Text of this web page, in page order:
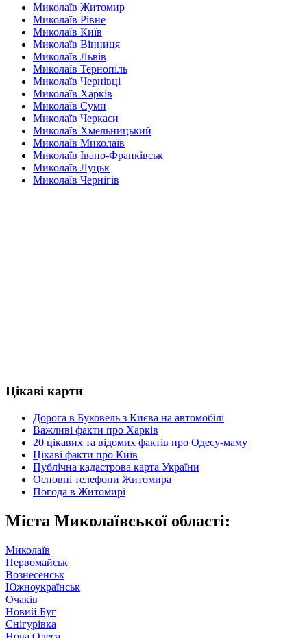
Миколаїв Житомир
Миколаїв Рівне
Миколаїв Київ
Миколаїв Вінниця
Миколаїв Львів
Миколаїв Тернопіль
Миколаїв Чернівці
Миколаїв Харків
Миколаїв Суми
Миколаїв Черкаси
Миколаїв Хмельницький
Миколаїв Миколаїв
Миколаїв Івано-Франківськ
Миколаїв Луцьк
Миколаїв Чернігів
Цікаві карти
Дорога в Буковель з Києва на автомобілі
Важливі факти про Харків
20 цікавих та відомих фактів про Одесу-маму
Цікаві факти про Київ
Публічна кадастрова карта України
Основні телефони Житомира
Погода в Житомирі
Міста Миколаївської області:
Миколаїв
Первомайськ
Вознесенськ
Южноукраїнськ
Очаків
Новий Буг
Снігурівка